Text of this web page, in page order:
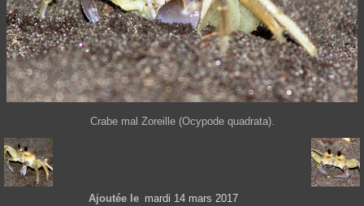
Crabe mal Zoreille (Ocypode quadrata).
Ajoutée le mardi 14 mars 2017